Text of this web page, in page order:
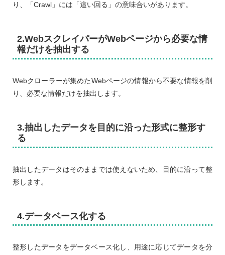
り、「Crawl」には「這い回る」の意味合いがあります。
2.WebスクレイパーがWebページから必要な情
報だけを抽出する
Webクローラーが集めたWebページの情報から不要な情報を削
り、必要な情報だけを抽出します。
3.抽出したデータを目的に沿った形式に整形す
る
抽出したデータはそのままでは使えないため、目的に沿って整
形します。
4.データベース化する
整形したデータをデータベース化し、用途に応じてデータを分